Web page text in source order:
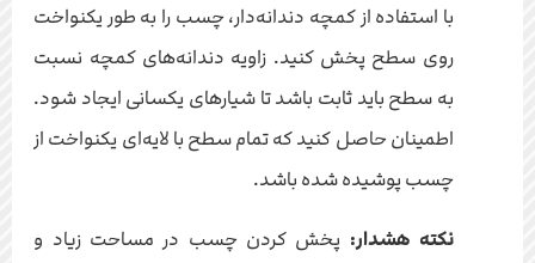
با استفاده از کمچه دندانه‌دار، چسب را به طور یکنواخت
روی سطح پخش کنید. زاویه دندانه‌های کمچه نسبت
به سطح باید ثابت باشد تا شیارهای یکسانی ایجاد شود.
اطمینان حاصل کنید که تمام سطح با لایه‌ای یکنواخت از
چسب پوشیده شده باشد.
نکته هشدار: پخش کردن چسب در مساحت زیاد و